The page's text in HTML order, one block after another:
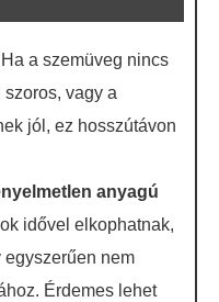
Ha a szemüveg nincs
vagy a
jól, ez hosszútávon
anyagú
idővel elkophatnak,
nem
Érdemes lehet